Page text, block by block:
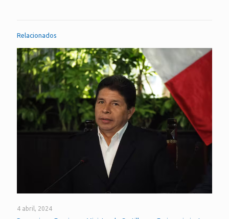
Relacionados
4 abril, 2024